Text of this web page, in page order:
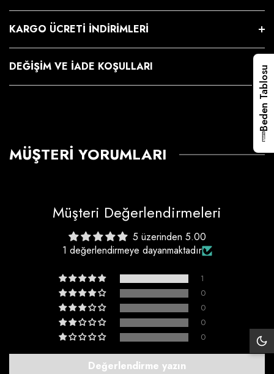
KARGO ÜCRETI İNDIRIMLERI
DEĞIŞIM VE İADE KOŞULLARI
MÜŞTERI YORUMLARI
Müşteri Değerlendirmeleri
5 üzerinden 5.00
1 değerlendirmeye dayanmaktadır
1
0
0
0
0
Değerlendirme yazın
Beden Tablosu